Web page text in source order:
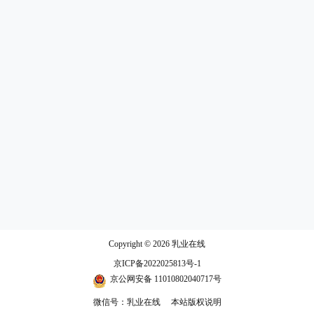
Copyright © 2026 乳业在线
京ICP备2022025813号-1
京公网安备 11010802040717号
微信号：乳业在线 本站版权说明